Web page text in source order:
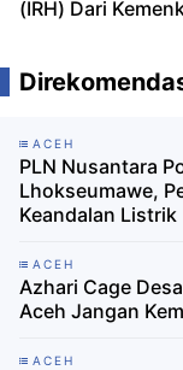
(IRH) Dari
ACEH
PLN Nusantara
Lhokseumawe,
Keandalan Listrik
ACEH
Azhari Cage
Aceh Jangan
ACEH